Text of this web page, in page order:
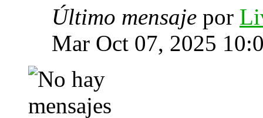
Último mensaje por
Mar Oct 07, 2025